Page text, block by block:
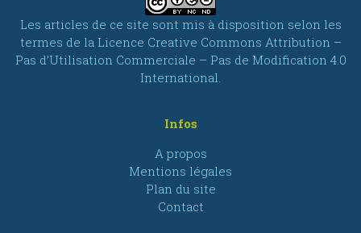
Les articles de ce site sont mis à disposition selon les
termes de la Licence Creative Commons Attribution –
Pas d’Utilisation Commerciale – Pas de Modification 4.0
International.
Infos
A propos
Mentions légales
Plan du site
Contact